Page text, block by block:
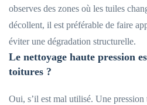
observes des zones où les tuiles
décollent, il est préférable de faire
éviter une dégradation structurelle.
Le nettoyage haute pression
toitures ?
Oui, s’il est mal utilisé. Une